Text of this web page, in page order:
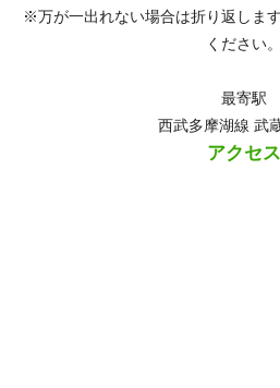
※万が一出れない場合は折り返しま
ください。
最寄駅
西武多摩湖線 武
アクセス